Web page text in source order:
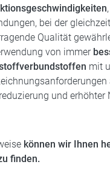
bei der
Qualität
von immer
mit
und erhöhter
können wir Ihnen
finden.